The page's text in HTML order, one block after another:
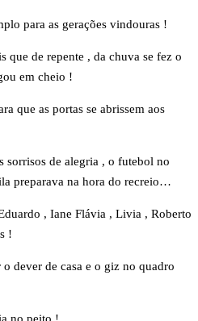
para as gerações vindouras !
que de repente , da chuva se fez o
em cheio !
que as portas se abrissem aos
sorrisos de alegria , o futebol no
preparava na hora do recreio…
, Iane Flávia , Livia , Roberto
!
o dever de casa e o giz no quadro